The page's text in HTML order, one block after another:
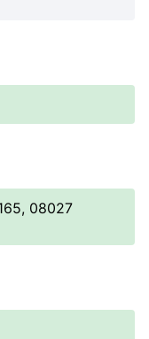
08027